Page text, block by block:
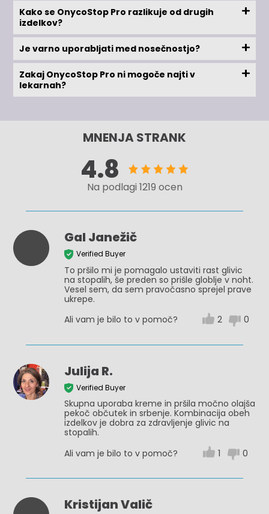
Kako se OnycoStop Pro razlikuje od drugih
izdelkov?
Je varno uporabljati med nosečnostjo?
Zakaj OnycoStop Pro ni mogoče najti v
lekarnah?
MNENJA STRANK
4.8
Na podlagi 1219 ocen
Gal Janežič
Verified Buyer
To pršilo mi je pomagalo ustaviti rast glivic
na stopalih, še preden so prišle globlje v noht.
Vesel sem, da sem pravočasno sprejel prave
ukrepe.
Ali vam je bilo to v pomoč?
2 0
Julija R.
Verified Buyer
Skupna uporaba kreme in pršila močno olajša
pekoč občutek in srbenje. Kombinacija obeh
izdelkov je dobra za zdravljenje glivic na
stopalih.
Ali vam je bilo to v pomoč?
1 0
Kristijan Valič